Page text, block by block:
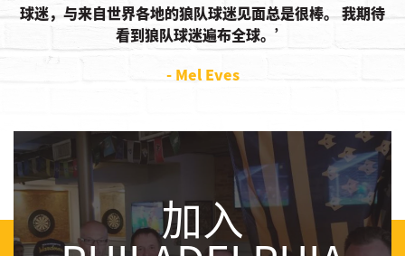
球迷，与来自世界各地的狼队球迷见面总是很棒。 我期待
看到狼队球迷遍布全球。
- Mel Eves
加入